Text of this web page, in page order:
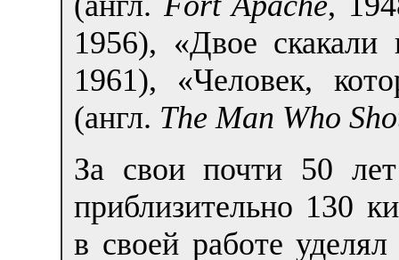
1956), «Двое
1961), «Человек,
(англ. The Man Who
За свои почти 50 лет
приблизительно 130
в своей работе